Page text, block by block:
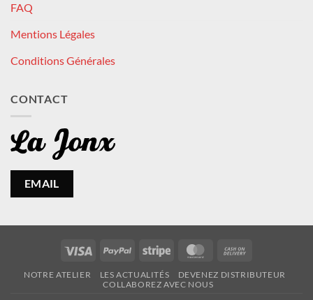
FAQ
Mentions Légales
Conditions Générales
CONTACT
EMAIL
Visa PayPal Stripe MasterCard
Delivery
NOTRE ATELIER LES ACTUALITÉS
DEVENEZ DISTRIBUTEUR
COLLABOREZ AVEC NOUS